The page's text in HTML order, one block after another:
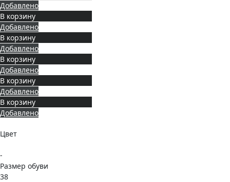
Добавлено
В корзину
Добавлено
В корзину
Добавлено
В корзину
Добавлено
В корзину
Добавлено
В корзину
Добавлено
Цвет
-
Размер обуви
38